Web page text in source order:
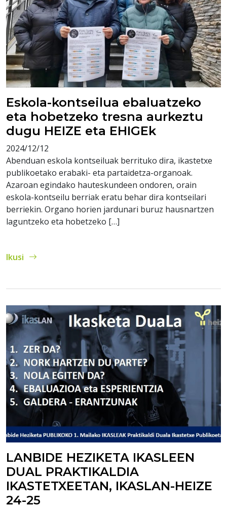
Eskola-kontseilua ebaluatzeko
eta hobetzeko tresna aurkeztu
dugu HEIZE eta EHIGEk
2024/12/12
Abenduan eskola kontseiluak berrituko dira, ikastetxe
publikoetako erabaki- eta partaidetza-organoak.
Azaroan egindako hauteskundeen ondoren, orain
eskola-kontseilu berriak eratu behar dira kontseilari
berriekin. Organo horien jardunari buruz hausnartzen
laguntzeko eta hobetzeko […]
Ikusi
LANBIDE HEZIKETA IKASLEEN
DUAL PRAKTIKALDIA
IKASTETXEETAN, IKASLAN-HEIZE
24-25